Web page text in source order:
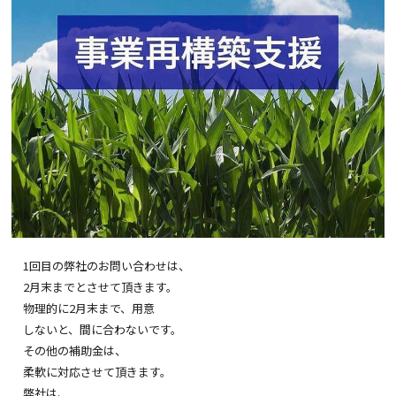
1回目の弊社のお問い合わせは、
2月末までとさせて頂きます。
物理的に2月末まで、用意
しないと、間に合わないです。
その他の補助金は、
柔軟に対応させて頂きます。
弊社は、